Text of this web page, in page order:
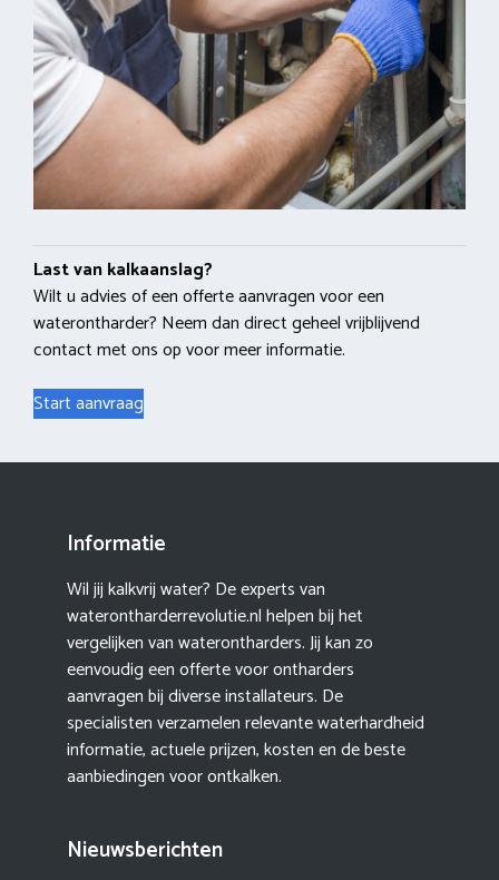
Last van kalkaanslag?
Wilt u advies of een offerte aanvragen voor een
waterontharder? Neem dan direct geheel vrijblijvend
contact met ons op voor meer informatie.
Start aanvraag
Informatie
Wil jij kalkvrij water? De experts van
waterontharderrevolutie.nl helpen bij het
vergelijken van waterontharders. Jij kan zo
eenvoudig een offerte voor ontharders
aanvragen bij diverse installateurs. De
specialisten verzamelen relevante waterhardheid
informatie, actuele prijzen, kosten en de beste
aanbiedingen voor ontkalken.
Nieuwsberichten